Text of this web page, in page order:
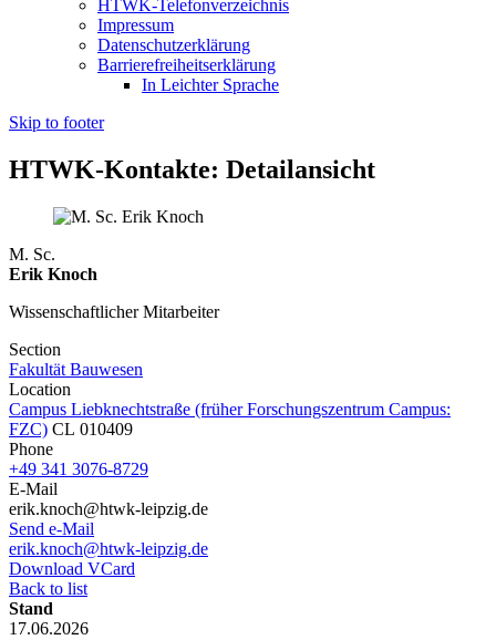
HTWK-Telefonverzeichnis
Impressum
Datenschutzerklärung
Barrierefreiheitserklärung
In Leichter Sprache
Skip to footer
HTWK-Kontakte: Detailansicht
M. Sc.
Erik Knoch
Wissenschaftlicher Mitarbeiter
Section
Fakultät Bauwesen
Location
Campus Liebknechtstraße (früher Forschungszentrum Campus:
FZC) CL 010409
Phone
+49 341 3076-8729
E-Mail
erik.knoch@htwk-leipzig.de
Send e-Mail
erik.knoch@htwk-leipzig.de
Download VCard
Back to list
Stand
17.06.2026